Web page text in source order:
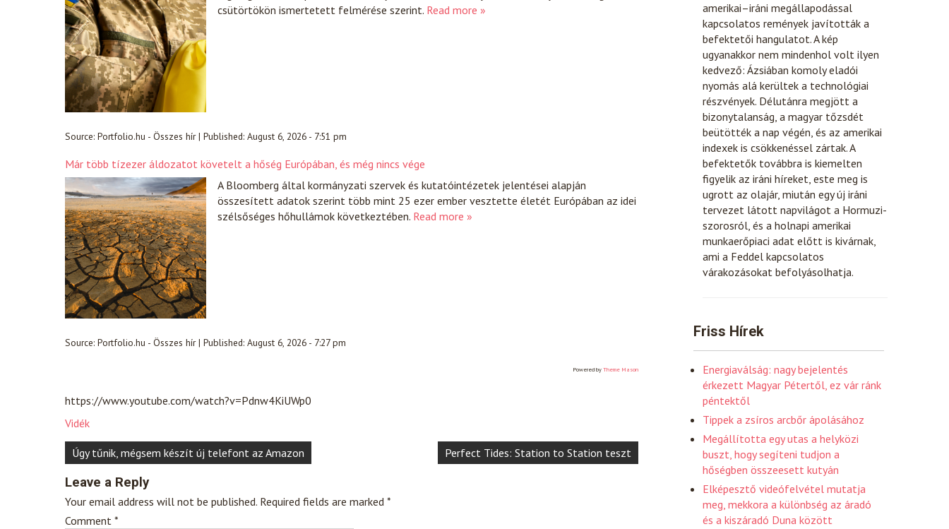
csütörtökön ismertetett felmérése szerint. Read more »
Source: Portfolio.hu - Összes hír| Published: August 6, 2026 - 7:51 pm
Már több tízezer áldozatot követelt a hőség Európában, és még nincs vége
A Bloomberg által kormányzati szervek és kutatóintézetek jelentései alapján
összesített adatok szerint több mint 25 ezer ember vesztette életét Európában az idei
szélsőséges hőhullámok következtében. Read more »
Source: Portfolio.hu - Összes hír| Published: August 6, 2026 - 7:27 pm
Powered by Theme Mason
https://www.youtube.com/watch?v=Pdnw4KiUWp0
Vidék
Post
navigation
Úgy tűnik, mégsem készít új telefont az Amazon Perfect Tides: Station to Station teszt
Leave a Reply
Your email address will not be published. Required fields are marked *
Comment *
amerikai–iráni megállapodással
kapcsolatos remények javították a
befektetői hangulatot. A kép
ugyanakkor nem mindenhol volt ilyen
kedvező: Ázsiában komoly eladói
nyomás alá kerültek a technológiai
részvények. Délutánra megjött a
bizonytalanság, a magyar tőzsdét
beütötték a nap végén, és az amerikai
indexek is csökkenéssel zártak. A
befektetők továbbra is kiemelten
figyelik az iráni híreket, este meg is
ugrott az olajár, miután egy új iráni
tervezet látott napvilágot a Hormuzi-
szorosról, és a holnapi amerikai
munkaerőpiaci adat előtt is kivárnak,
ami a Feddel kapcsolatos
várakozásokat befolyásolhatja.
Friss Hírek
Energiaválság: nagy bejelentés
érkezett Magyar Pétertől, ez vár ránk
péntektől
Tippek a zsíros arcbőr ápolásához
Megállította egy utas a helyközi
buszt, hogy segíteni tudjon a
hőségben összeesett kutyán
Elképesztő videófelvétel mutatja
meg, mekkora a különbség az áradó
és a kiszáradó Duna között